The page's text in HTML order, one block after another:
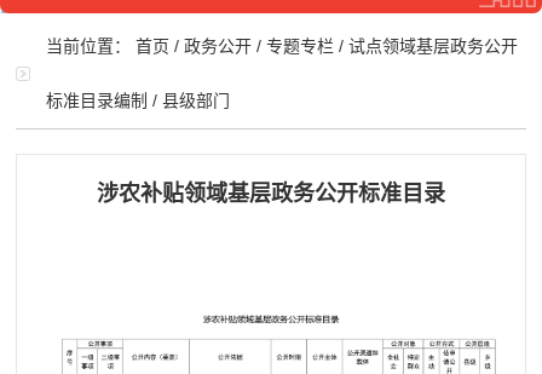
当前位置：首页 /政务公开 /专题专栏 /试点领域基层政务公开
标准目录编制 /县级部门
涉农补贴领域基层政务公开标准目录